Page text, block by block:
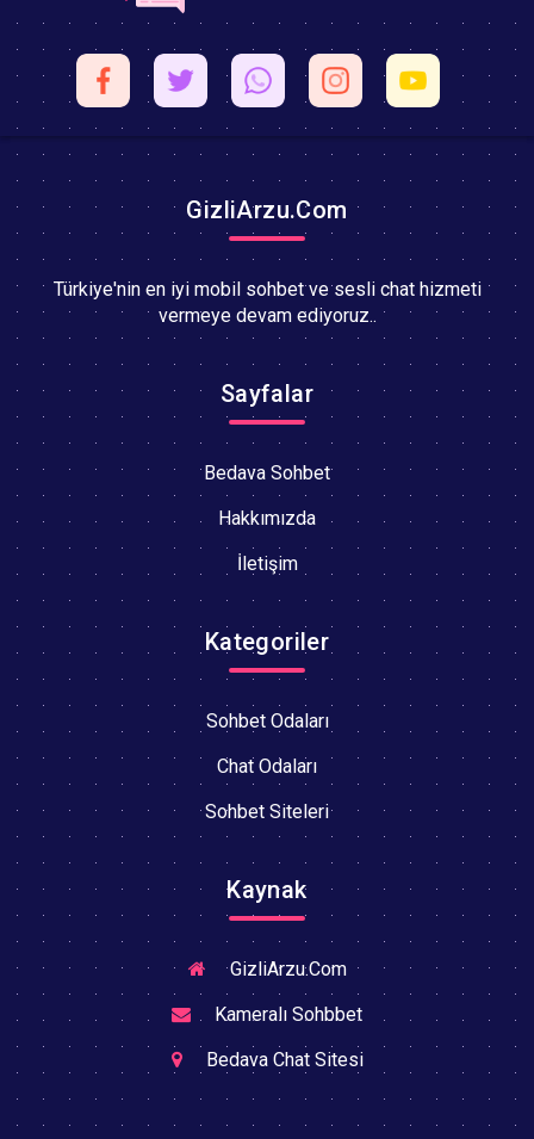
GizliArzu.Com
Türkiye'nin en iyi mobil sohbet ve sesli chat hizmeti
vermeye devam ediyoruz..
Sayfalar
Bedava Sohbet
Hakkımızda
İletişim
Kategoriler
Sohbet Odaları
Chat Odaları
Sohbet Siteleri
Kaynak
GizliArzu.Com
Kameralı Sohbbet
Bedava Chat Sitesi